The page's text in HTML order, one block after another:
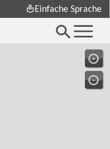
Einfache Sprache